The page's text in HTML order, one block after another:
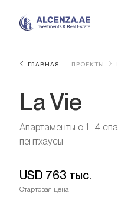
ГЛАВНАЯ ПРОЕКТЫ
La Vie
Апартаменты с 1–4
пентхаусы
USD 763 тыс.
Стартовая цена